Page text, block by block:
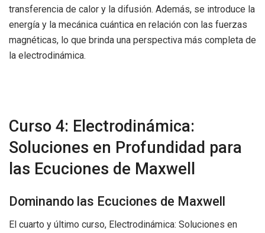
transferencia de calor y la difusión. Además, se introduce la
energía y la mecánica cuántica en relación con las fuerzas
magnéticas, lo que brinda una perspectiva más completa de
la electrodinámica.
Curso 4: Electrodinámica:
Soluciones en Profundidad para
las Ecuciones de Maxwell
Dominando las Ecuciones de Maxwell
El cuarto y último curso, Electrodinámica: Soluciones en